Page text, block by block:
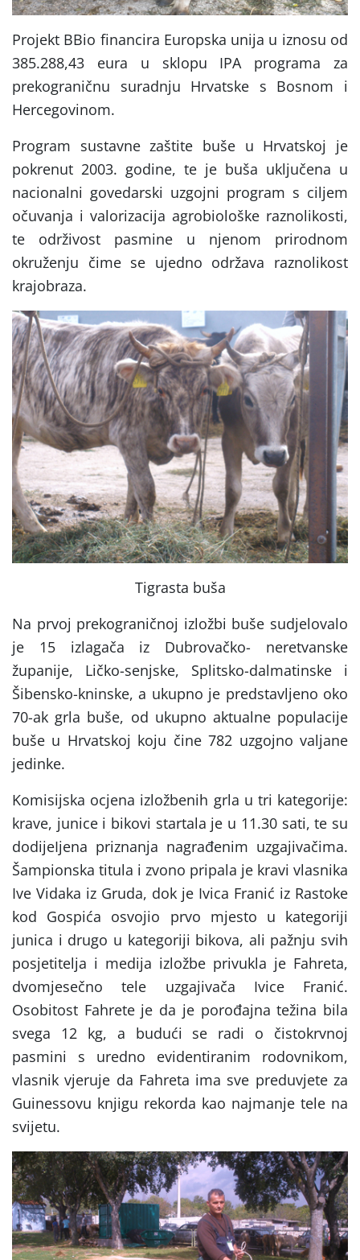
Projekt BBio financira Europska unija u iznosu od
385.288,43 eura u sklopu IPA programa za
prekograničnu suradnju Hrvatske s Bosnom i
Hercegovinom.
Program sustavne zaštite buše u Hrvatskoj je
pokrenut 2003. godine, te je buša uključena u
nacionalni govedarski uzgojni program s ciljem
očuvanja i valorizacija agrobiološke raznolikosti,
te održivost pasmine u njenom prirodnom
okruženju čime se ujedno održava raznolikost
krajobraza.
Tigrasta buša
Na prvoj prekograničnoj izložbi buše sudjelovalo
je 15 izlagača iz Dubrovačko- neretvanske
županije, Ličko-senjske, Splitsko-dalmatinske i
Šibensko-kninske, a ukupno je predstavljeno oko
70-ak grla buše, od ukupno aktualne populacije
buše u Hrvatskoj koju čine 782 uzgojno valjane
jedinke.
Komisijska ocjena izložbenih grla u tri kategorije:
krave, junice i bikovi startala je u 11.30 sati, te su
dodijeIjena priznanja nagrađenim uzgajivačima.
Šampionska titula i zvono pripala je kravi vlasnika
Ive Vidaka iz Gruda, dok je Ivica Franić iz Rastoke
kod Gospića osvojio prvo mjesto u kategoriji
junica i drugo u kategoriji bikova, ali pažnju svih
posjetitelja i medija izložbe privukla je Fahreta,
dvomjesečno tele uzgajivača Ivice Franić.
Osobitost Fahrete je da je porođajna težina bila
svega 12 kg, a budući se radi o čistokrvnoj
pasmini s uredno evidentiranim rodovnikom,
vlasnik vjeruje da Fahreta ima sve preduvjete za
Guinessovu knjigu rekorda kao najmanje tele na
svijetu.